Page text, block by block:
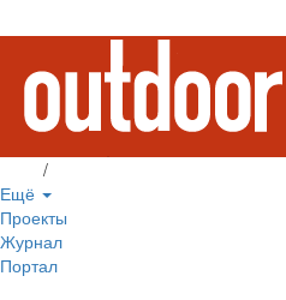
/
Ещё
Проекты
Журнал
Портал